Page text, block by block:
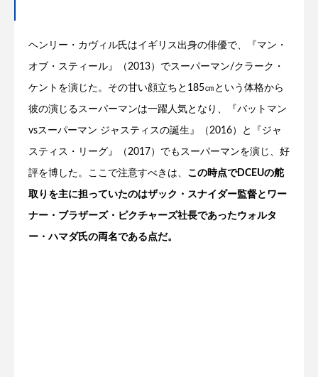
ヘンリー・カヴィル氏はイギリス出身の俳優で、『マン・
オブ・スティール』（2013）でスーパーマン/クラーク・
ケントを演じた。その甘い顔立ちと185㎝という体格から
彼の演じるスーパーマンは一躍人気となり、『バットマン
vsスーパーマン ジャスティスの誕生』（2016）と『ジャ
スティス・リーグ』（2017）でもスーパーマンを演じ、好
評を博した。ここで注意すべきは、 この時点でDCEUの舵
取りを主に担っていたのはザック・スナイダー監督とワー
ナー・ブラザーズ・ピクチャーズ社長であったウォルタ
ー・ハマダ氏の両名である点だ。